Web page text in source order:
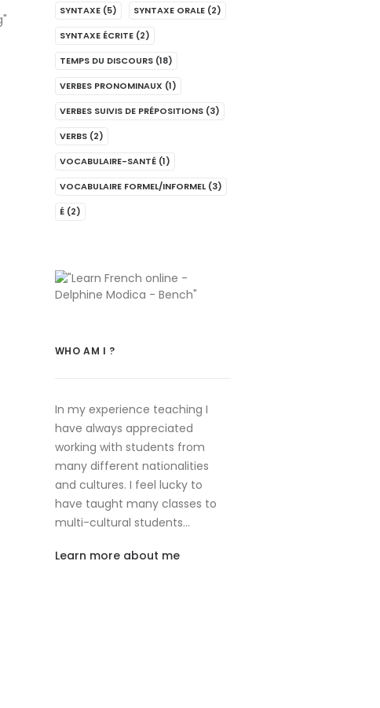
SYNTAXE(5) SYNTAXE ORALE(2)
SYNTAXE ÉCRITE(2)
TEMPS DU DISCOURS(18)
VERBES PRONOMINAUX (1)
VERBES SUIVIS DE PRÉPOSITIONS(3)
VERBS(2)
VOCABULAIRE-SANTÉ(1)
VOCABULAIRE FORMEL/INFORMEL(3)
É(2)
WHO AM I ?
In my experience teaching I
have always appreciated
working with students from
many different nationalities
and cultures. I feel lucky to
have taught many classes to
multi-cultural students…
Learn more about me